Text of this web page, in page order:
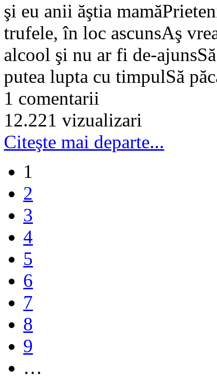
şi eu anii ăştia
trufele, în loc ascunsAş
alcool şi nu ar fi de-
putea lupta cu timpulSă
1 comentarii
12.221 vizualizari
Citeşte mai departe...
1
2
3
4
5
6
7
8
9
…